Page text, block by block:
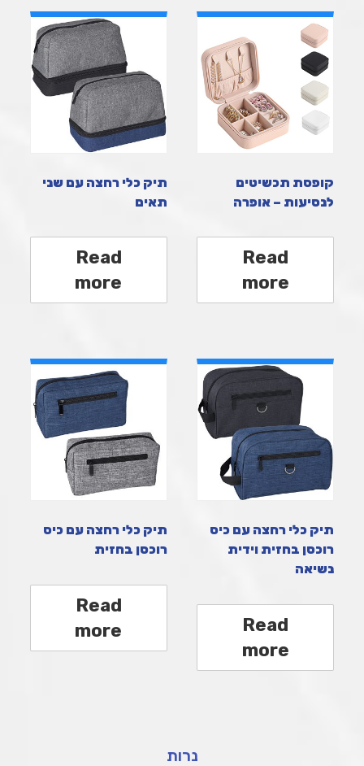
קופסת תכשיטים
לנסיעות – אופרה
Read
more
תיק כלי רחצה עם שני
תאים
Read
more
תיק כלי רחצה עם כיס
רוכסן בחזית וידית
נשיאה
Read
more
תיק כלי רחצה עם כיס
רוכסן בחזית
Read
more
נרות